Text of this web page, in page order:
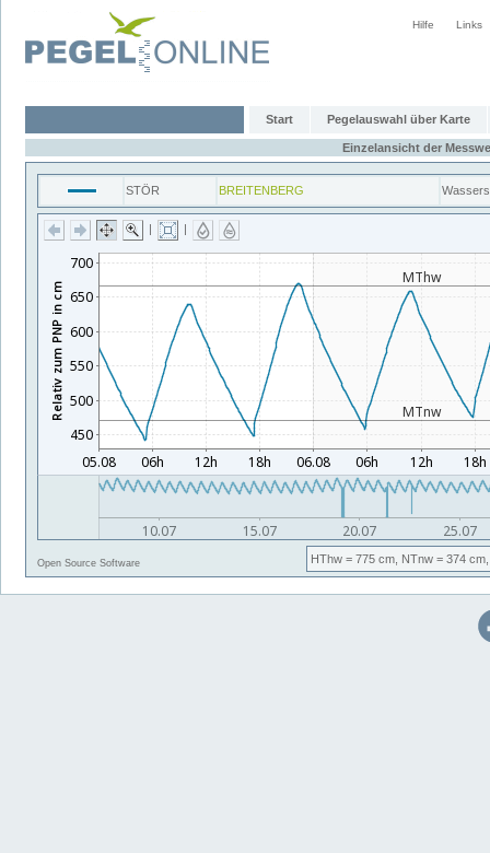
Hilfe Links
Start Pegelauswahl über Karte
Einzelansicht der
STÖR BREITENBERG
| |
Open Source Software HThw = 775 cm, NTnw = 374 cm,